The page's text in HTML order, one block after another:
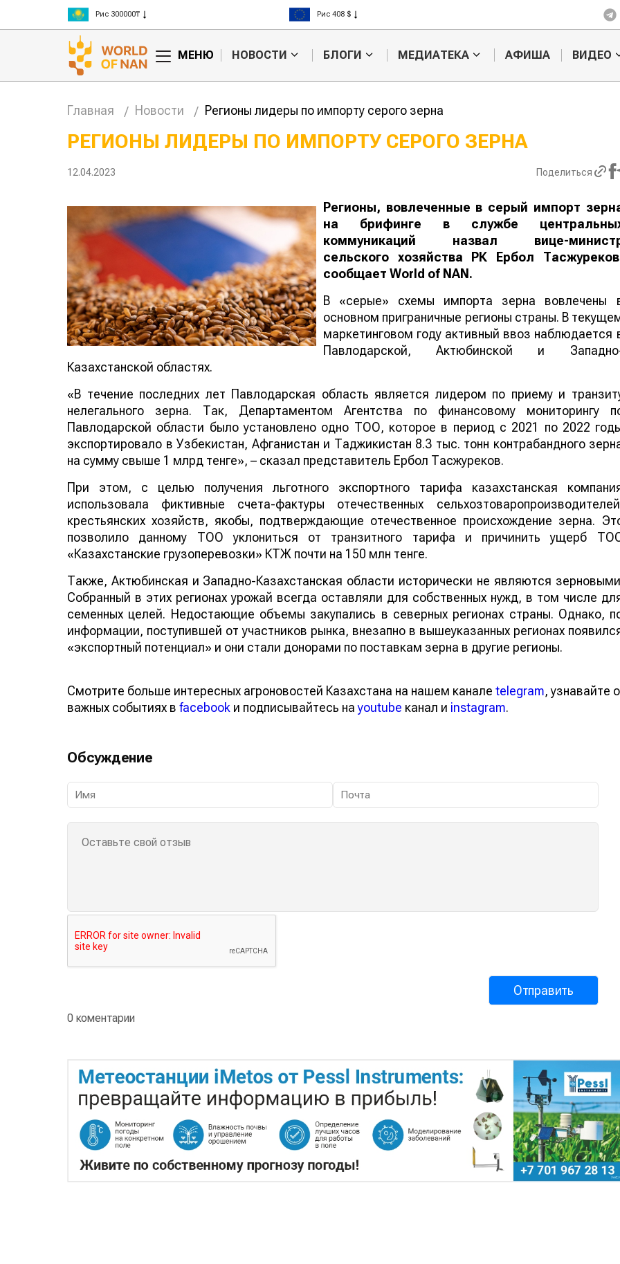
Рис 300000₸
Пшеница 3 класс 125000₸
Рис 408 $
Пшеница 423 $
МЕНЮ НОВОСТИ БЛОГИ МЕДИАТЕКА АФИША ВИДЕО
Главная Новости Регионы лидеры по импорту серого зерна
РЕГИОНЫ ЛИДЕРЫ ПО ИМПОРТУ СЕРОГО ЗЕРНА
12.04.2023 Поделиться
Регионы, вовлеченные в серый импорт
на брифинге в службе
коммуникаций назвал вице-
сельского хозяйства РК Ербол
сообщает World of NAN.
В «серые» схемы импорта зерна вовлечены
основном приграничные регионы страны. В
маркетинговом году активный ввоз наблюдается
Павлодарской, Актюбинской и
Казахстанской областях.
«В течение последних лет Павлодарская область является лидером по приему и
нелегального зерна. Так, Департаментом Агентства по финансовому мониторингу
Павлодарской области было установлено одно ТОО, которое в период с 2021 по 2022
экспортировало в Узбекистан, Афганистан и Таджикистан 8.3 тыс. тонн контрабандного
на сумму свыше 1 млрд тенге», – сказал представитель Ербол Тасжуреков.
При этом, с целью получения льготного экспортного тарифа казахстанская
использовала фиктивные счета-фактуры отечественных
крестьянских хозяйств, якобы, подтверждающие отечественное происхождение зерна.
позволило данному ТОО уклониться от транзитного тарифа и причинить ущерб
«Казахстанские грузоперевозки» КТЖ почти на 150 млн тенге.
Также, Актюбинская и Западно-Казахстанская области исторически не являются
Собранный в этих регионах урожай всегда оставляли для собственных нужд, в том числе
семенных целей. Недостающие объемы закупались в северных регионах страны. Однако,
информации, поступившей от участников рынка, внезапно в вышеуказанных регионах
«экспортный потенциал» и они стали донорами по поставкам зерна в другие регионы.
Смотрите больше интересных агроновостей Казахстана на нашем канале telegram, узнавайте о
важных событиях в facebook и подписывайтесь наyoutube канал и instagram.
Обсуждение
0 коментарии
съел: новые правила